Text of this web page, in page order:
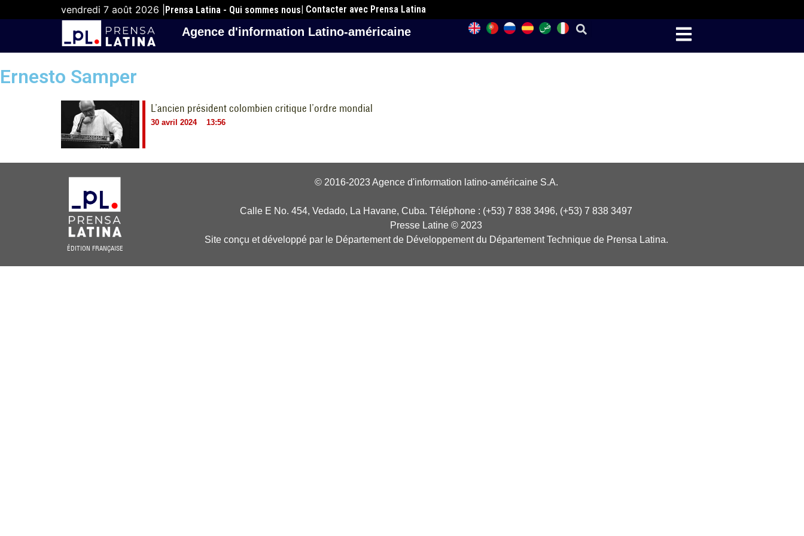
vendredi 7 août 2026 | Prensa Latina - Qui sommes nous| Contacter avec Prensa Latina
Agence d'information Latino-américaine
Ernesto Samper
L’ancien président colombien critique l’ordre mondial
30 avril 2024 13:56
ÉDITION FRANÇAISE
© 2016-2023 Agence d'information latino-américaine S.A.
Calle E No. 454, Vedado, La Havane, Cuba. Téléphone : (+53) 7 838 3496, (+53) 7 838 3497
Presse Latine © 2023
Site conçu et développé par le Département de Développement du Département Technique de Prensa Latina.